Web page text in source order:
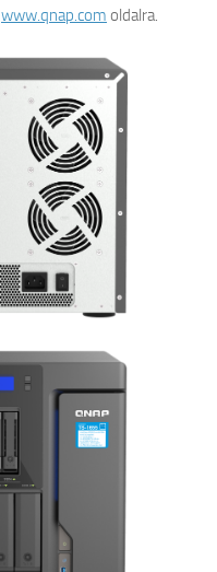
www.qnap.com oldalra.